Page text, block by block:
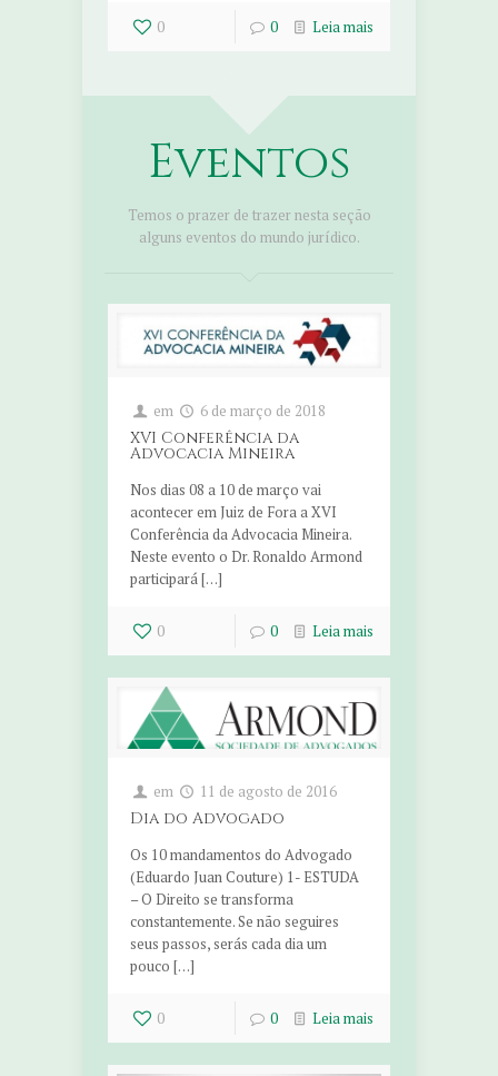
0 0 Leia mais
Eventos
Temos o prazer de trazer nesta seção
alguns eventos do mundo jurídico.
em 6 de março de 2018
XVI Conferência da
Advocacia Mineira
Nos dias 08 a 10 de março vai
acontecer em Juiz de Fora a XVI
Conferência da Advocacia Mineira.
Neste evento o Dr. Ronaldo Armond
participará […]
0 0 Leia mais
em 11 de agosto de 2016
Dia do Advogado
Os 10 mandamentos do Advogado
(Eduardo Juan Couture) 1- ESTUDA
– O Direito se transforma
constantemente. Se não seguires
seus passos, serás cada dia um
pouco […]
0 0 Leia mais